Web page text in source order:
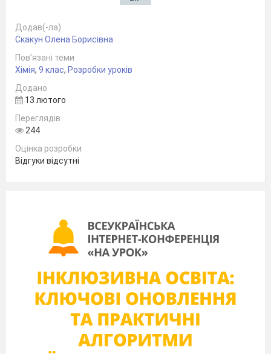
Додав(-ла)
Скакун Олена Борисівна
Пов’язані теми
Хімія, 9 клас, Розробки уроків
Додано
13 лютого
Переглядів
244
Оцінка розробки
Відгуки відсутні